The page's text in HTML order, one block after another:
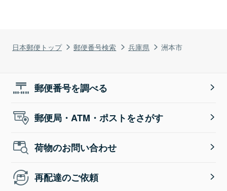
日本郵便トップ 郵便番号検索 兵庫県 洲本市
郵便番号を調べる
郵便局・ATM・ポストをさがす
荷物のお問い合わせ
再配達のご依頼